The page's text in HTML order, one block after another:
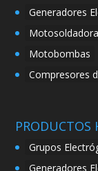
Generadores
Motobombas
Compresores
PRODUCTOS
Grupos
Generadores